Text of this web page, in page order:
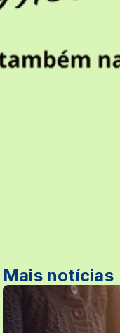
Mais notícias